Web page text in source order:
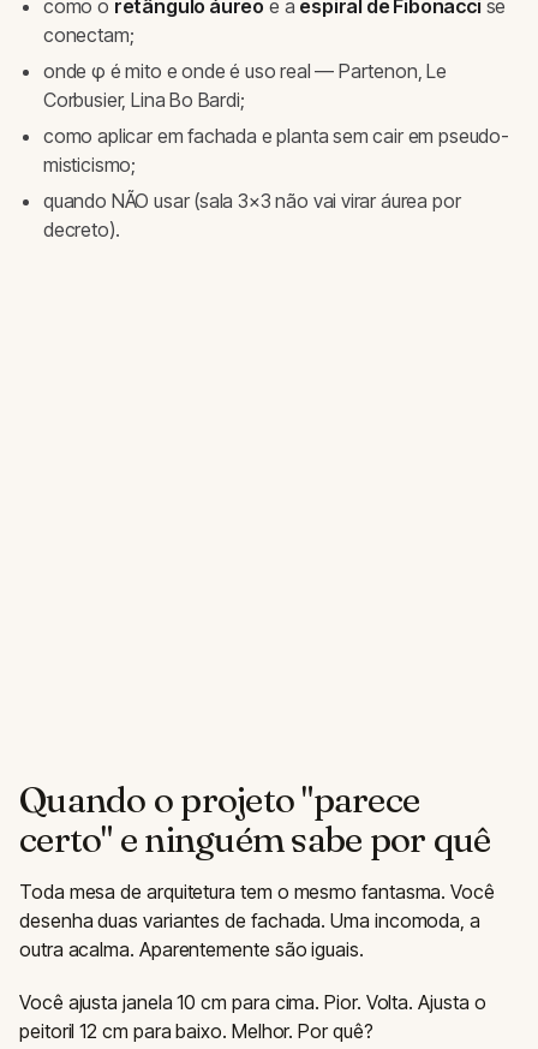
como o retângulo áureo e a espiral de Fibonacci se
conectam;
onde φ é mito e onde é uso real — Partenon, Le
Corbusier, Lina Bo Bardi;
como aplicar em fachada e planta sem cair em pseudo-
misticismo;
quando NÃO usar (sala 3×3 não vai virar áurea por
decreto).
Quando o projeto "parece
certo" e ninguém sabe por quê
Toda mesa de arquitetura tem o mesmo fantasma. Você
desenha duas variantes de fachada. Uma incomoda, a
outra acalma. Aparentemente são iguais.
Você ajusta janela 10 cm para cima. Pior. Volta. Ajusta o
peitoril 12 cm para baixo. Melhor. Por quê?